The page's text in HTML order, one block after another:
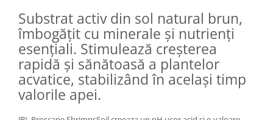
Hrana Rozatoare
Reptile
Hrana reptile
Igiena reptile
Decoruri terarii
Incalzitoare si pompe terarii
Substrat activ din sol natural brun,
îmbogățit cu minerale și nutrienți
esențiali. Stimulează creșterea
rapidă și sănătoasă a plantelor
acvatice, stabilizând în același timp
valorile apei.